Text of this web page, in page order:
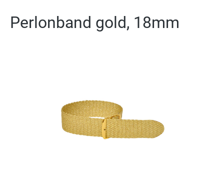
Perlonband gold, 18mm